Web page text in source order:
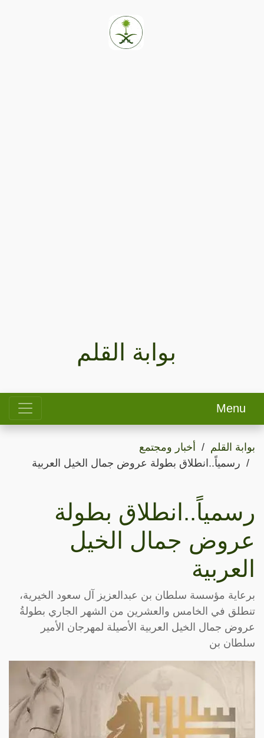
بوابة القلم
Menu
بوابة القلم
أخبار ومجتمع
رسمياً..انطلاق بطولة عروض جمال الخيل العربية
رسمياً..انطلاق بطولة
عروض جمال الخيل
العربية
برعاية مؤسسة سلطان بن عبدالعزيز آل سعود الخيرية،
تنطلق في الخامس والعشرين من الشهر الجاري بطولةُ
عروض جمال الخيل العربية الأصيلة لمهرجان الأمير
سلطان بن